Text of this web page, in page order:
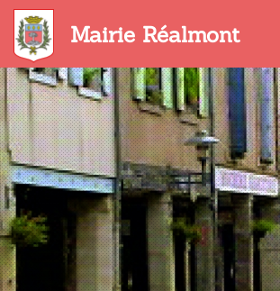
Aller
contenu
principal
Mairie Réalmont